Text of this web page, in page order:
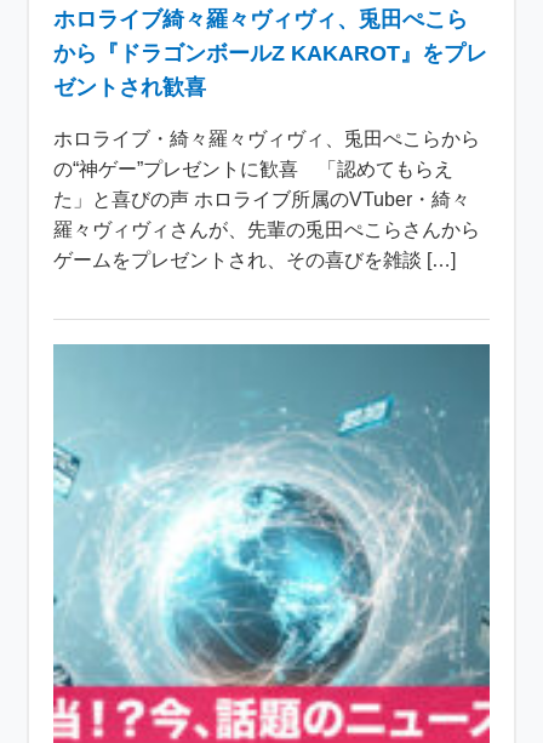
ホロライブ綺々羅々ヴィヴィ、兎田ぺこら
から『ドラゴンボールZ KAKAROT』をプレ
ゼントされ歓喜
ホロライブ・綺々羅々ヴィヴィ、兎田ぺこらから
の“神ゲー”プレゼントに歓喜 「認めてもらえ
た」と喜びの声 ホロライブ所属のVTuber・綺々
羅々ヴィヴィさんが、先輩の兎田ぺこらさんから
ゲームをプレゼントされ、その喜びを雑談 […]